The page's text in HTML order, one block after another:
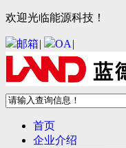
欢迎光临能源科技！
邮箱| OA |
首页
企业介绍